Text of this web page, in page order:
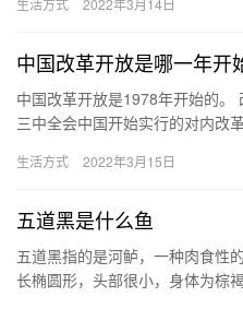
人们…
生活方式 2022年3月14日
中国改革开放是哪一年开
中国改革开放是1978年开始的
三中全会中国开始实行的对内改
生活方式 2022年3月15日
五道黑是什么鱼
五道黑指的是河鲈，一种肉食性
长椭圆形，头部很小，身体为棕